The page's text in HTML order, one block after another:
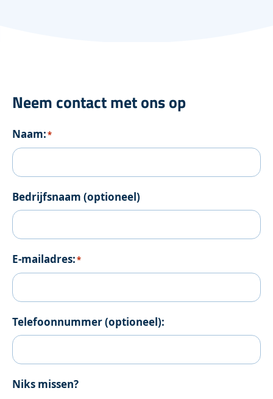
Neem contact met ons op
Naam:*
Bedrijfsnaam (optioneel)
E-mailadres:*
Telefoonnummer (optioneel):
Niks missen?